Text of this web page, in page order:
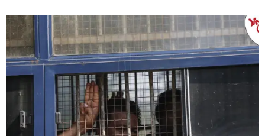
ကြောင့် ဆားလုပ်ငန်းအပေါ် ထိခိုက်မှုတွေ…